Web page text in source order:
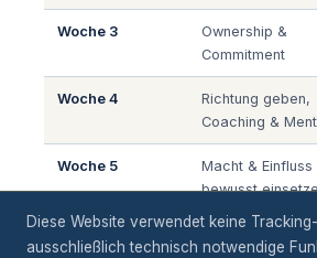
Woche 3
Ownership &
Commitment
Woche 4
Richtung geben,
Coaching &
Woche 5
Macht & Einfluss
bewusst
Diese Website verwendet keine
ausschließlich technisch notwendige